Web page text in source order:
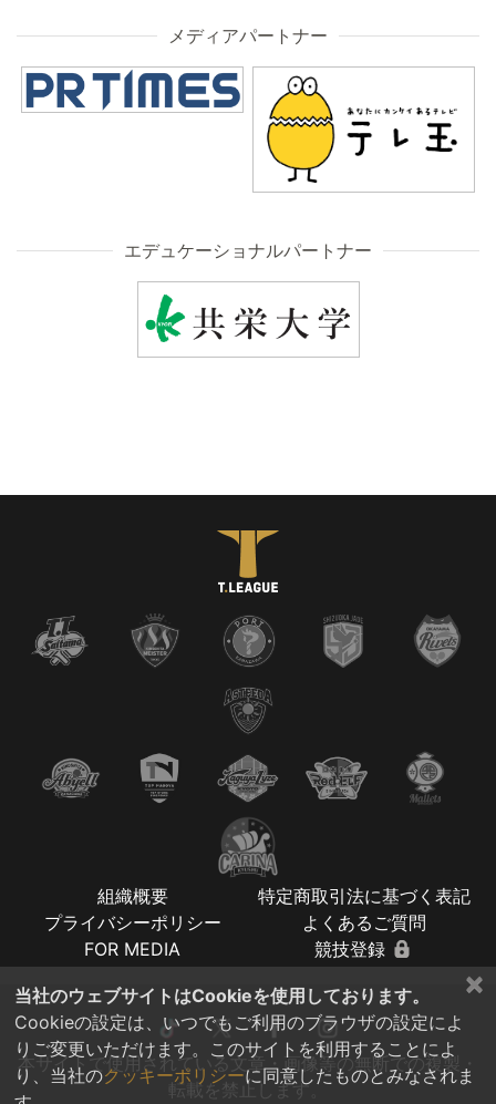
メディアパートナー
エデュケーショナルパートナー
組織概要
特定商取引法に基づく表記
プライバシーポリシー
よくあるご質問
FOR MEDIA
競技登録
本サイトで使用されている文章・画像等の無断での複製・
転載を禁止します。
×
当社のウェブサイトはCookieを使用しております。
Cookieの設定は、いつでもご利用のブラウザの設定によ
りご変更いただけます。このサイトを利用することによ
り、当社のクッキーポリシーに同意したものとみなされま